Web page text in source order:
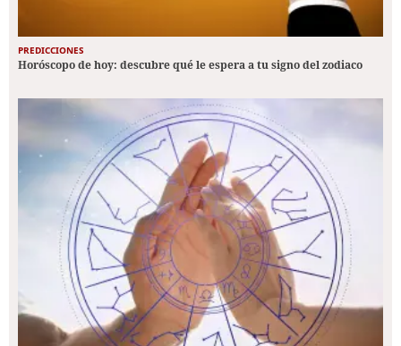
PREDICCIONES
Horóscopo de hoy: descubre qué le espera a tu signo del zodiaco